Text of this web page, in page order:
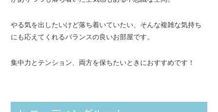
やる気を出したいけど落ち着いていたい、そんな複雑な気持ち
にも応えてくれるバランスの良いお部屋です。
集中力とテンション、両方を保ちたいときにおすすめです！